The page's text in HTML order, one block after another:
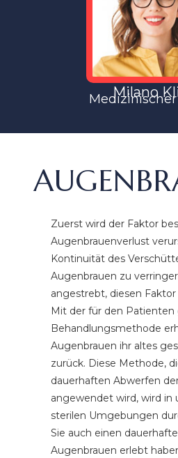
Milano
Zuerst wird der Faktor
Augenbrauenverlust
Kontinuität des
Augenbrauen zu
angestrebt, diesen
Mit der für den
Behandlungsmethode
Augenbrauen ihr altes
zurück. Diese Methode,
dauerhaften Abwerfen
angewendet wird, wird in
sterilen Umgebungen
Sie auch einen
Augenbrauen erlebt